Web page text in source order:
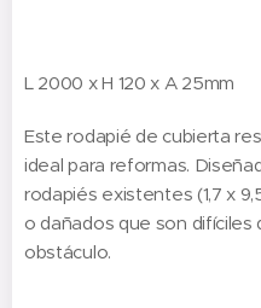
L 2000 x H 120 x A 25mm
Este rodapié de cubierta
ideal para reformas.
rodapiés existentes (1,7 x
o dañados que son difíciles
obstáculo.